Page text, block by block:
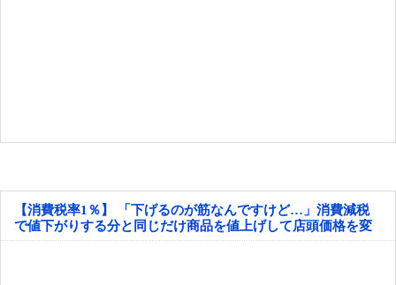
【消費税率1％】 「下げるのが筋なんですけど…」消費減税
で値下がりする分と同じだけ商品を値上げして店頭価格を変
えない店も